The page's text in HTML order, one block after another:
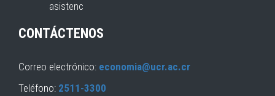
asistenc
CONTÁCTENOS
Correo electrónico: economia@ucr.ac.cr
Teléfono: 2511-3300